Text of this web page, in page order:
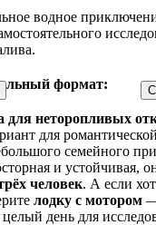
водное
формат:
для неторопливых
для
семейного
и устойчивая,
человек. А если
лодку с мотором
день для